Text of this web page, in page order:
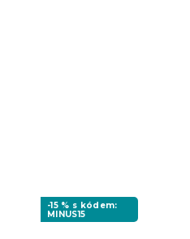
-15 % s kódem:
MINUS15